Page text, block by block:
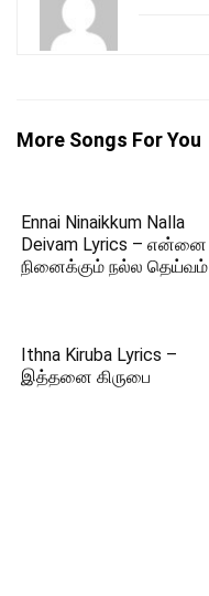
More Songs For You
Ennai Ninaikkum Nalla
Deivam Lyrics – என்னை
நினைக்கும் நல்ல தெய்வம்
Ithna Kiruba Lyrics –
இத்தனை கிருபை